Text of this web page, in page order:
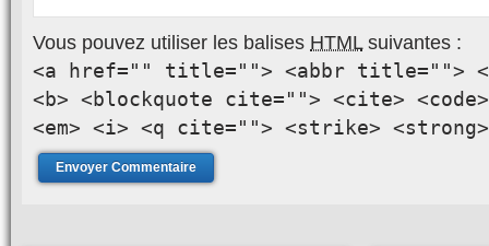
Vous pouvez utiliser les balises HTMLsuivantes :
<a href="" title=""> <abbr title="">
<b> <blockquote cite=""> <cite>
<em> <i> <q cite=""> <strike> <strong>